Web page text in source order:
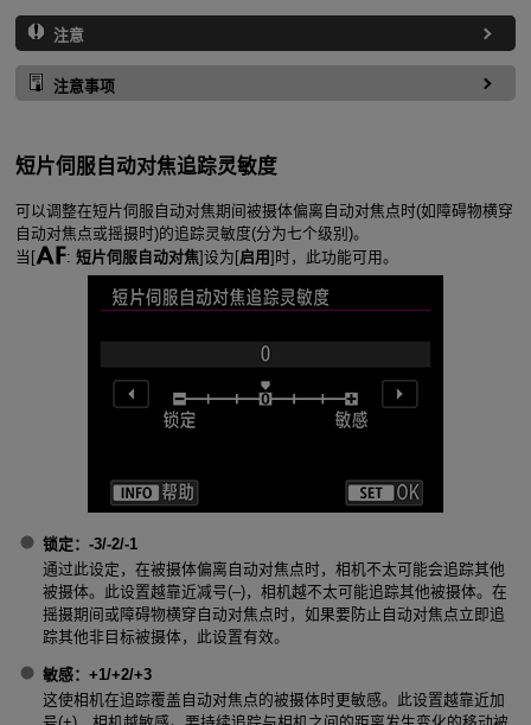
注意
注意事项
短片伺服自动对焦追踪灵敏度
可以调整在短片伺服自动对焦期间被摄体偏离自动对焦点时(如障碍物横穿
自动对焦点或摇摄时)的追踪灵敏度(分为七个级别)。
当[
: 短片伺服自动对焦]设为[启用]时，此功能可用。
锁定：-3/-2/-1
通过此设定，在被摄体偏离自动对焦点时，相机不太可能会追踪其他
被摄体。此设置越靠近减号(–)，相机越不太可能追踪其他被摄体。在
摇摄期间或障碍物横穿自动对焦点时，如果要防止自动对焦点立即追
踪其他非目标被摄体，此设置有效。
敏感：+1/+2/+3
这使相机在追踪覆盖自动对焦点的被摄体时更敏感。此设置越靠近加